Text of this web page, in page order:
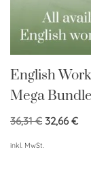
English
Mega Bundle
36,31€ 32,66€
inkl. MwSt.